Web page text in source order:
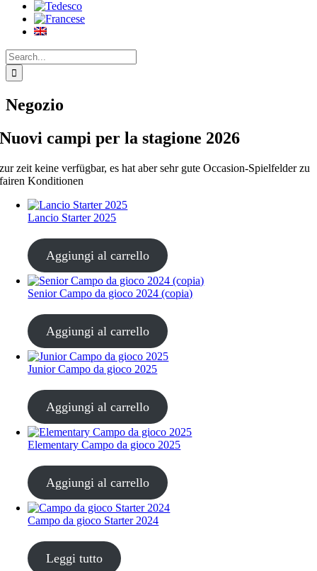
Search
for:
Negozio
Nuovi campi per la stagione 2026
zur zeit keine verfügbar, es hat aber sehr gute Occasion-Spielfelder zu
fairen Konditionen
Lancio Starter 2025
CHF68.00
Aggiungi al carrello
Senior Campo da gioco 2024 (copia)
CHF68.00
Aggiungi al carrello
Junior Campo da gioco 2025
CHF68.00
Aggiungi al carrello
Elementary Campo da gioco 2025
CHF68.00
Aggiungi al carrello
Campo da gioco Starter 2024
CHF68.00
Leggi tutto